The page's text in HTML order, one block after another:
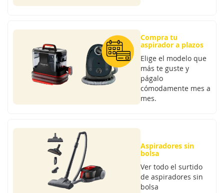
Compra tu
aspirador a plazos
Elige el modelo que
más te guste y
págalo
cómodamente mes a
mes.
Aspiradores sin
bolsa
Ver todo el surtido
de aspiradores sin
bolsa